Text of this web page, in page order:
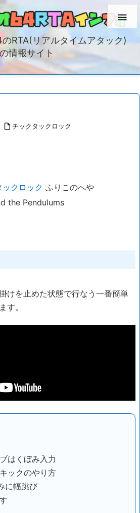
RTA(リアルタイムアタック)
の情報サイト

 チックタックロック
クロック ふりこのへや
the Pendulums
けを止めた状態で行なう一番簡単
す。
はくぼみ入力
ックのやり方
に幅跳び